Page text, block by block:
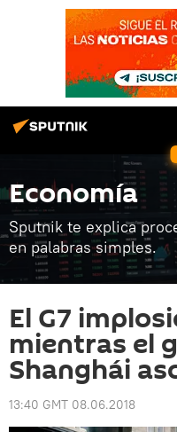
Economía
Sputnik te explica
en palabras simples.
El G7
mientras el
Shanghái
13:40 GMT 08.06.2018